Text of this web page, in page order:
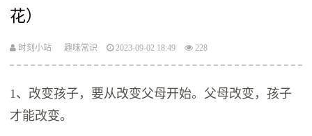
花）
时刻小站 趣味常识 2023-09-02 18:49 228
1、改变孩子，要从改变父母开始。父母改变，孩子
才能改变。